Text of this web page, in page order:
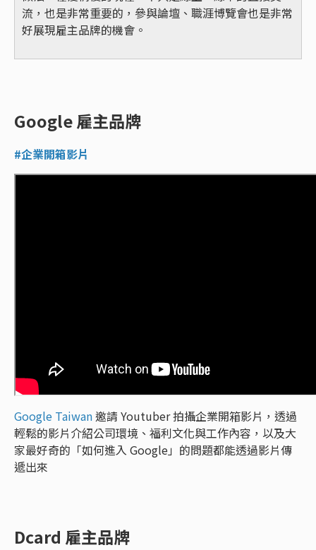
流，也是非常重要的，參與論壇、職涯博覽會也是非常
好展現雇主品牌的機會。
Google 雇主品牌
#企業開箱影片
Google Taiwan邀請 Youtuber 拍攝企業開箱影片，透過
輕鬆的影片介紹公司環境、福利文化與工作內容，以及大
家最好奇的「如何進入 Google」的問題都能透過影片傳
遞出來
Dcard 雇主品牌